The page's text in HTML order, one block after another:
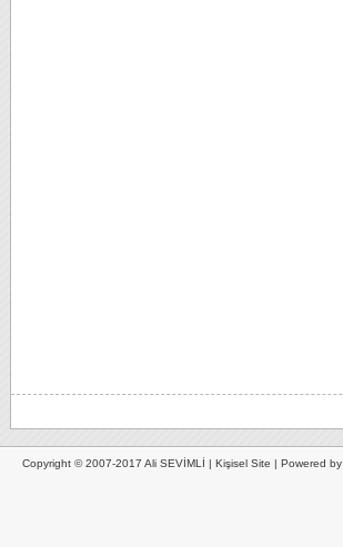
Copyright © 2007-2017 Ali SEVİMLİ | Kişisel Site | Powered by